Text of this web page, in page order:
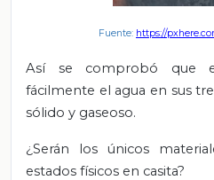
Fuente: https://
Así se comprobó que
fácilmente el agua en sus
sólido y gaseoso.
¿Serán los únicos
estados físicos en casita?